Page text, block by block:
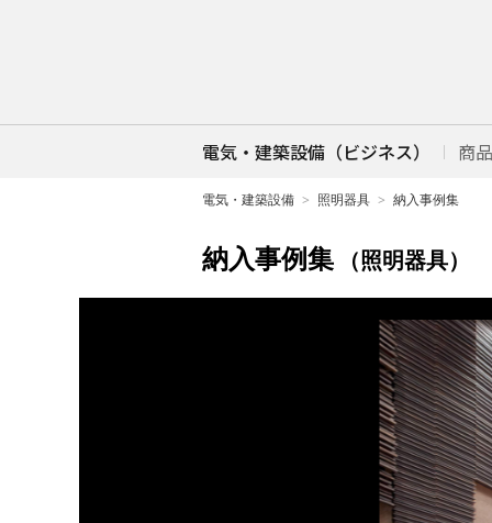
電気・建築設備（ビジネス） 商
電気・建築設備 照明器具 納入事例集
納入事例集 （照明器具）